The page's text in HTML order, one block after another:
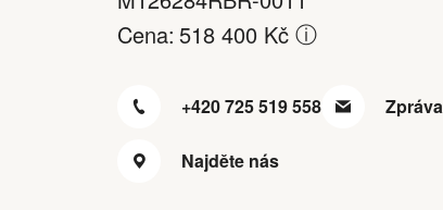
Cena: 518 400 Kč ⓘ
+420 725 519 558 Zpráva
Najděte nás